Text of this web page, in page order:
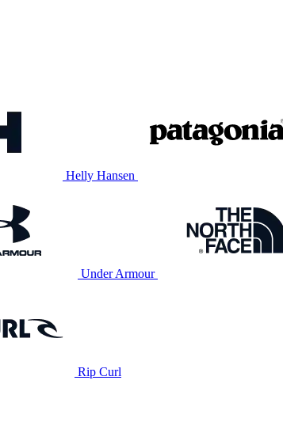
Helly Hansen
Under Armour
Rip Curl